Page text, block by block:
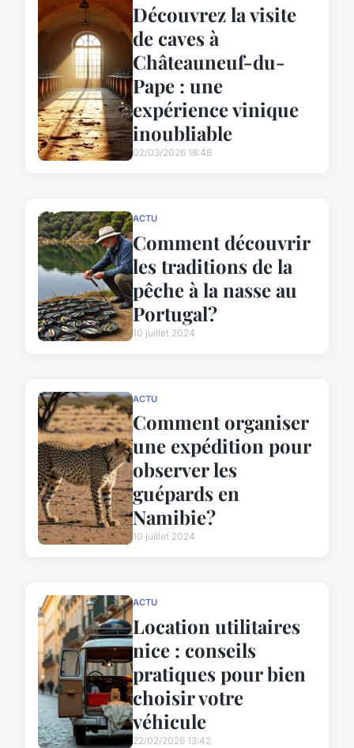
Découvrez la visite
de caves à
Châteauneuf-du-
Pape : une
expérience vinique
inoubliable
02/03/2026 18:48
ACTU
Comment découvrir
les traditions de la
pêche à la nasse au
Portugal?
10 juillet 2024
ACTU
Comment organiser
une expédition pour
observer les
guépards en
Namibie?
10 juillet 2024
ACTU
Location utilitaires
nice : conseils
pratiques pour bien
choisir votre
véhicule
22/02/2026 13:42